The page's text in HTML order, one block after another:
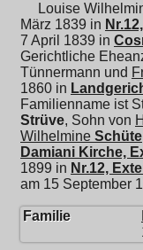
Louise
März 1839 in
7 April 1839 in
Gerichtliche
Tünnermann und
1860 in
Familienname ist
Strüve, Sohn von
Wilhelmine Schüte
Damiani Kirche,
1899 in Nr.12,
am 15 September
Familie